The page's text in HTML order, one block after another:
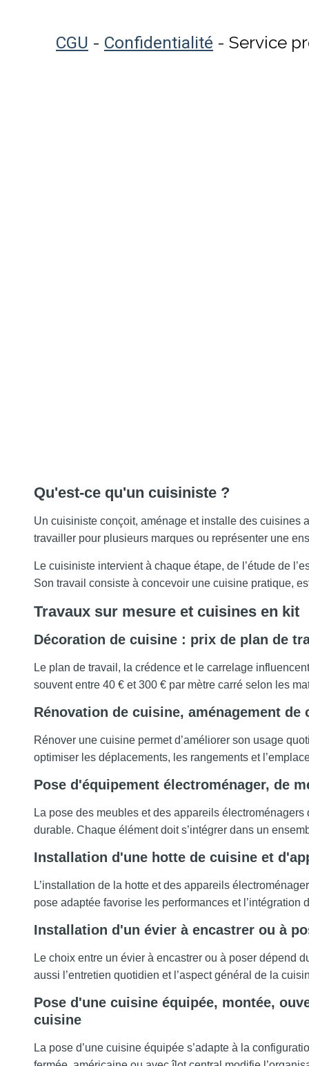
Qu'est-ce qu'un cuisiniste ?
Un cuisiniste conçoit, aménage et installe des cuisines
travailler pour plusieurs marques ou représenter une
Le cuisiniste intervient à chaque étape, de l’étude de
Son travail consiste à concevoir une cuisine pratique,
Travaux sur mesure et cuisines en kit
Décoration de cuisine : prix de plan de
Le plan de travail, la crédence et le carrelage
souvent entre 40 € et 300 € par mètre carré selon les
Rénovation de cuisine, aménagement de
Rénover une cuisine permet d’améliorer son usage
optimiser les déplacements, les rangements et
Pose d'équipement électroménager, de
La pose des meubles et des appareils
durable. Chaque élément doit s’intégrer dans un
Installation d'une hotte de cuisine et
L’installation de la hotte et des appareils
pose adaptée favorise les performances et l’intégration
Installation d'un évier à encastrer ou à
Le choix entre un évier à encastrer ou à poser dépend
aussi l’entretien quotidien et l’aspect général de la
Pose d'une cuisine équipée, montée,
cuisine
La pose d’une cuisine équipée s’adapte à la